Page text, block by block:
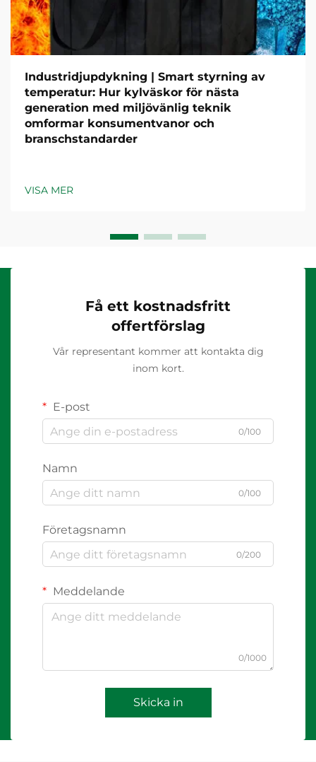
Industridjupdykning | Smart styrning av
temperatur: Hur kylväskor för nästa
generation med miljövänlig teknik
omformar konsumentvanor och
branschstandarder
VISA MER
Få ett kostnadsfritt
offertförslag
Vår representant kommer att kontakta dig
inom kort.
E-post
0/100
Namn
0/100
Företagsnamn
0/200
Meddelande
0/1000
Skicka in